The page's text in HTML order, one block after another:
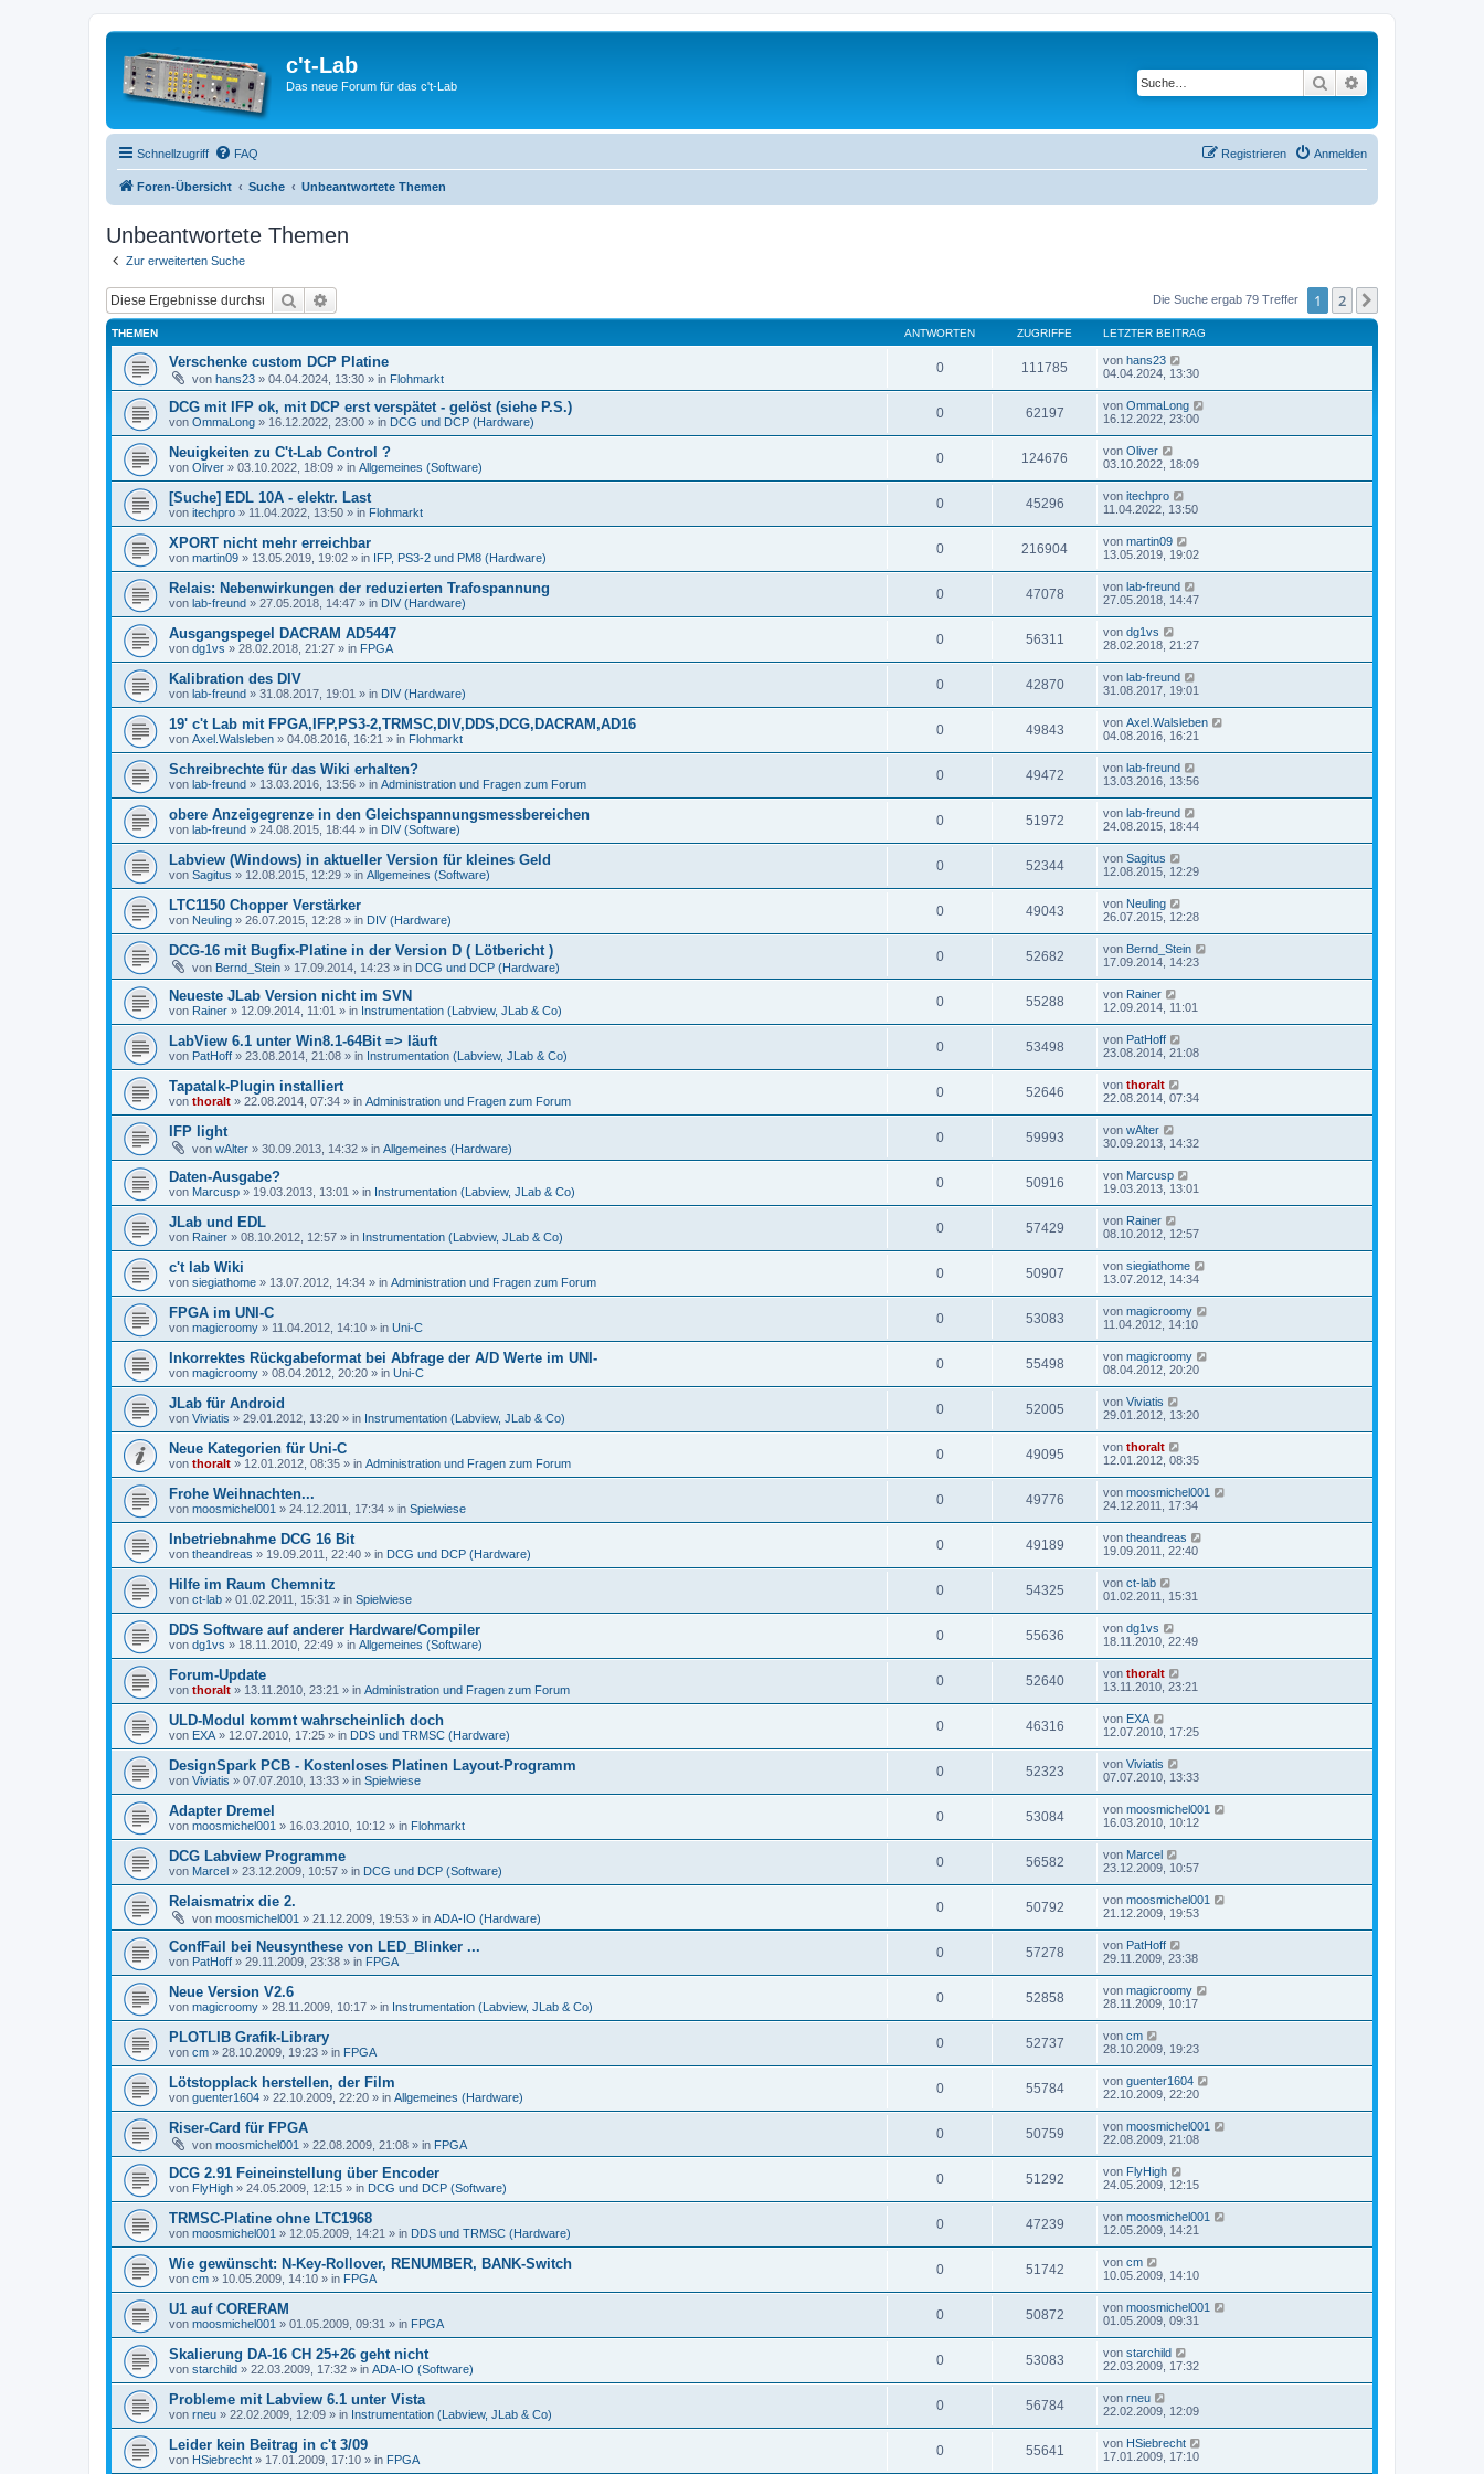
c't-Lab
Das neue Forum für das c't-Lab Suche
Schnellzugriff FAQ Anmelden
Registrieren
Foren-Übersicht Suche Unbeantwortete Themen
Unbeantwortete Themen
Zur erweiterten Suche
Suche Die Suche ergab 79 Treffer 1 2
THEMEN ANTWORTEN ZUGRIFFE LETZTER BEITRAG
Verschenke custom DCP Platine
von hans23 » 04.04.2024, 13:30 » in Flohmarkt
0 111785 von hans23
04.04.2024, 13:30
DCG mit IFP ok, mit DCP erst verspätet - gelöst (siehe P.S.)
von OmmaLong » 16.12.2022, 23:00 » in DCG und DCP (Hardware)
0 62197 von OmmaLong
16.12.2022, 23:00
Neuigkeiten zu C't-Lab Control ?
von Oliver » 03.10.2022, 18:09 » in Allgemeines (Software)
0 124676 von Oliver
03.10.2022, 18:09
[Suche] EDL 10A - elektr. Last
von itechpro » 11.04.2022, 13:50 » in Flohmarkt
0 45296 von itechpro
11.04.2022, 13:50
XPORT nicht mehr erreichbar
von martin09 » 13.05.2019, 19:02 » in IFP, PS3-2 und PM8 (Hardware)
0 216904 von martin09
13.05.2019, 19:02
Relais: Nebenwirkungen der reduzierten Trafospannung
von lab-freund » 27.05.2018, 14:47 » in DIV (Hardware)
0 47078 von lab-freund
27.05.2018, 14:47
Ausgangspegel DACRAM AD5447
von dg1vs » 28.02.2018, 21:27 » in FPGA
0 56311 von dg1vs
28.02.2018, 21:27
Kalibration des DIV
von lab-freund » 31.08.2017, 19:01 » in DIV (Hardware)
0 42870 von lab-freund
31.08.2017, 19:01
19' c't Lab mit FPGA,IFP,PS3-2,TRMSC,DIV,DDS,DCG,DACRAM,AD16
von Axel.Walsleben » 04.08.2016, 16:21 » in Flohmarkt
0 49843 von Axel.Walsleben
04.08.2016, 16:21
Schreibrechte für das Wiki erhalten?
von lab-freund » 13.03.2016, 13:56 » in Administration und Fragen zum Forum
0 49472 von lab-freund
13.03.2016, 13:56
obere Anzeigegrenze in den Gleichspannungsmessbereichen
von lab-freund » 24.08.2015, 18:44 » in DIV (Software)
0 51972 von lab-freund
24.08.2015, 18:44
Labview (Windows) in aktueller Version für kleines Geld
von Sagitus » 12.08.2015, 12:29 » in Allgemeines (Software)
0 52344 von Sagitus
12.08.2015, 12:29
LTC1150 Chopper Verstärker
von Neuling » 26.07.2015, 12:28 » in DIV (Hardware)
0 49043 von Neuling
26.07.2015, 12:28
DCG-16 mit Bugfix-Platine in der Version D ( Lötbericht )
von Bernd_Stein » 17.09.2014, 14:23 » in DCG und DCP (Hardware)
0 52682 von Bernd_Stein
17.09.2014, 14:23
Neueste JLab Version nicht im SVN
von Rainer » 12.09.2014, 11:01 » in Instrumentation (Labview, JLab & Co)
0 55288 von Rainer
12.09.2014, 11:01
LabView 6.1 unter Win8.1-64Bit => läuft
von PatHoff » 23.08.2014, 21:08 » in Instrumentation (Labview, JLab & Co)
0 53498 von PatHoff
23.08.2014, 21:08
Tapatalk-Plugin installiert
von thoralt » 22.08.2014, 07:34 » in Administration und Fragen zum Forum
0 52646 von thoralt
22.08.2014, 07:34
IFP light
von wAlter » 30.09.2013, 14:32 » in Allgemeines (Hardware)
0 59993 von wAlter
30.09.2013, 14:32
Daten-Ausgabe?
von Marcusp » 19.03.2013, 13:01 » in Instrumentation (Labview, JLab & Co)
0 50916 von Marcusp
19.03.2013, 13:01
JLab und EDL
von Rainer » 08.10.2012, 12:57 » in Instrumentation (Labview, JLab & Co)
0 57429 von Rainer
08.10.2012, 12:57
c't lab Wiki
von siegiathome » 13.07.2012, 14:34 » in Administration und Fragen zum Forum
0 50907 von siegiathome
13.07.2012, 14:34
FPGA im UNI-C
von magicroomy » 11.04.2012, 14:10 » in Uni-C
0 53083 von magicroomy
11.04.2012, 14:10
Inkorrektes Rückgabeformat bei Abfrage der A/D Werte im UNI-
von magicroomy » 08.04.2012, 20:20 » in Uni-C
0 55498 von magicroomy
08.04.2012, 20:20
JLab für Android
von Viviatis » 29.01.2012, 13:20 » in Instrumentation (Labview, JLab & Co)
0 52005 von Viviatis
29.01.2012, 13:20
Neue Kategorien für Uni-C
von thoralt » 12.01.2012, 08:35 » in Administration und Fragen zum Forum
0 49095 von thoralt
12.01.2012, 08:35
Frohe Weihnachten...
von moosmichel001 » 24.12.2011, 17:34 » in Spielwiese
0 49776 von moosmichel001
24.12.2011, 17:34
Inbetriebnahme DCG 16 Bit
von theandreas » 19.09.2011, 22:40 » in DCG und DCP (Hardware)
0 49189 von theandreas
19.09.2011, 22:40
Hilfe im Raum Chemnitz
von ct-lab » 01.02.2011, 15:31 » in Spielwiese
0 54325 von ct-lab
01.02.2011, 15:31
DDS Software auf anderer Hardware/Compiler
von dg1vs » 18.11.2010, 22:49 » in Allgemeines (Software)
0 55636 von dg1vs
18.11.2010, 22:49
Forum-Update
von thoralt » 13.11.2010, 23:21 » in Administration und Fragen zum Forum
0 52640 von thoralt
13.11.2010, 23:21
ULD-Modul kommt wahrscheinlich doch
von EXA » 12.07.2010, 17:25 » in DDS und TRMSC (Hardware)
0 46316 von EXA
12.07.2010, 17:25
DesignSpark PCB - Kostenloses Platinen Layout-Programm
von Viviatis » 07.07.2010, 13:33 » in Spielwiese
0 52323 von Viviatis
07.07.2010, 13:33
Adapter Dremel
von moosmichel001 » 16.03.2010, 10:12 » in Flohmarkt
0 53084 von moosmichel001
16.03.2010, 10:12
DCG Labview Programme
von Marcel » 23.12.2009, 10:57 » in DCG und DCP (Software)
0 56582 von Marcel
23.12.2009, 10:57
Relaismatrix die 2.
von moosmichel001 » 21.12.2009, 19:53 » in ADA-IO (Hardware)
0 50792 von moosmichel001
21.12.2009, 19:53
ConfFail bei Neusynthese von LED_Blinker ...
von PatHoff » 29.11.2009, 23:38 » in FPGA
0 57278 von PatHoff
29.11.2009, 23:38
Neue Version V2.6
von magicroomy » 28.11.2009, 10:17 » in Instrumentation (Labview, JLab & Co)
0 52858 von magicroomy
28.11.2009, 10:17
PLOTLIB Grafik-Library
von cm » 28.10.2009, 19:23 » in FPGA
0 52737 von cm
28.10.2009, 19:23
Lötstopplack herstellen, der Film
von guenter1604 » 22.10.2009, 22:20 » in Allgemeines (Hardware)
0 55784 von guenter1604
22.10.2009, 22:20
Riser-Card für FPGA
von moosmichel001 » 22.08.2009, 21:08 » in FPGA
0 50759 von moosmichel001
22.08.2009, 21:08
DCG 2.91 Feineinstellung über Encoder
von FlyHigh » 24.05.2009, 12:15 » in DCG und DCP (Software)
0 51292 von FlyHigh
24.05.2009, 12:15
TRMSC-Platine ohne LTC1968
von moosmichel001 » 12.05.2009, 14:21 » in DDS und TRMSC (Hardware)
0 47239 von moosmichel001
12.05.2009, 14:21
Wie gewünscht: N-Key-Rollover, RENUMBER, BANK-Switch
von cm » 10.05.2009, 14:10 » in FPGA
0 51742 von cm
10.05.2009, 14:10
U1 auf CORERAM
von moosmichel001 » 01.05.2009, 09:31 » in FPGA
0 50872 von moosmichel001
01.05.2009, 09:31
Skalierung DA-16 CH 25+26 geht nicht
von starchild » 22.03.2009, 17:32 » in ADA-IO (Software)
0 53083 von starchild
22.03.2009, 17:32
Probleme mit Labview 6.1 unter Vista
von rneu » 22.02.2009, 12:09 » in Instrumentation (Labview, JLab & Co)
0 56784 von rneu
22.02.2009, 12:09
Leider kein Beitrag in c't 3/09
von HSiebrecht » 17.01.2009, 17:10 » in FPGA
0 55641 von HSiebrecht
17.01.2009, 17:10